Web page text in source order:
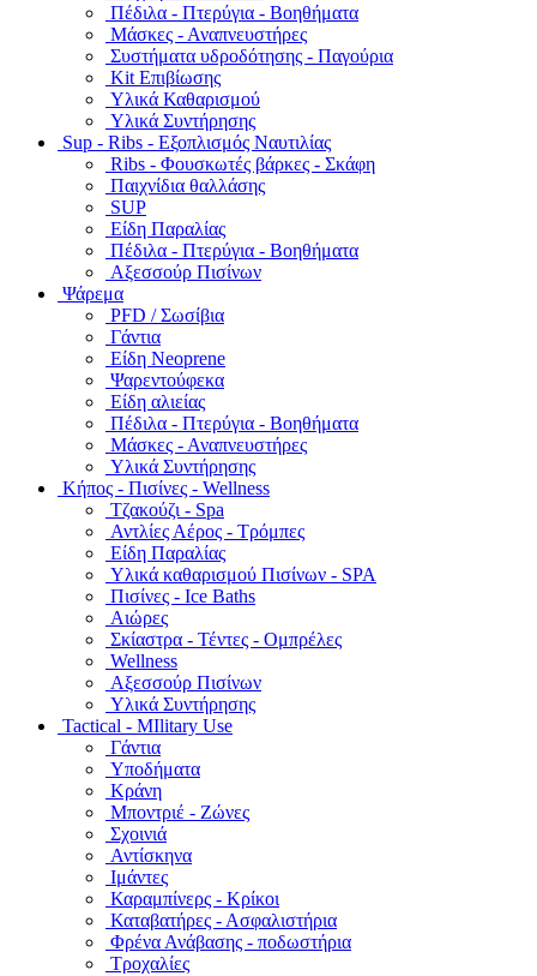
Πέδιλα - Πτερύγια - Βοηθήματα
Μάσκες - Αναπνευστήρες
Συστήματα υδροδότησης - Παγούρια
Kit Επιβίωσης
Υλικά Καθαρισμού
Υλικά Συντήρησης
Sup - Ribs - Εξοπλισμός Ναυτιλίας
Ribs - Φουσκωτές βάρκες - Σκάφη
Παιχνίδια θαλλάσης
SUP
Είδη Παραλίας
Πέδιλα - Πτερύγια - Βοηθήματα
Αξεσσούρ Πισίνων
Ψάρεμα
PFD / Σωσίβια
Γάντια
Είδη Neoprene
Ψαρεντούφεκα
Είδη αλιείας
Πέδιλα - Πτερύγια - Βοηθήματα
Μάσκες - Αναπνευστήρες
Υλικά Συντήρησης
Κήπος - Πισίνες - Wellness
Τζακούζι - Spa
Αντλίες Αέρος - Τρόμπες
Είδη Παραλίας
Υλικά καθαρισμού Πισίνων - SPA
Πισίνες - Ice Baths
Αιώρες
Σκίαστρα - Τέντες - Ομπρέλες
Wellness
Αξεσσούρ Πισίνων
Υλικά Συντήρησης
Tactical - MIlitary Use
Γάντια
Υποδήματα
Κράνη
Μποντριέ - Ζώνες
Σχοινιά
Αντίσκηνα
Ιμάντες
Καραμπίνερς - Κρίκοι
Καταβατήρες - Ασφαλιστήρια
Φρένα Ανάβασης - ποδωστήρια
Τροχαλίες